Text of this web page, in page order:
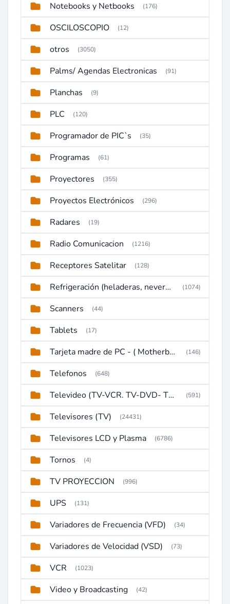
Notebooks y Netbooks (176)
OSCILOSCOPIO (12)
otros (3050)
Palms/ Agendas Electronicas (91)
Planchas (9)
PLC (120)
Programador de PIC`s (35)
Programas (61)
Proyectores (355)
Proyectos Electrónicos (296)
Radares (19)
Radio Comunicacion (1216)
Receptores Satelitar (128)
Refrigeración (heladeras, neveras, congeladores) (1074)
Scanners (44)
Tablets (17)
Tarjeta madre de PC - ( Motherboard ) (146)
Telefonos (648)
Televideo (TV-VCR. TV-DVD- TV-DVD-VCR) (591)
Televisores (TV) (24431)
Televisores LCD y Plasma (6786)
Tornos (4)
TV PROYECCION (996)
UPS (131)
Variadores de Frecuencia (VFD) (34)
Variadores de Velocidad (VSD) (73)
VCR (1023)
Video y Broadcasting (42)